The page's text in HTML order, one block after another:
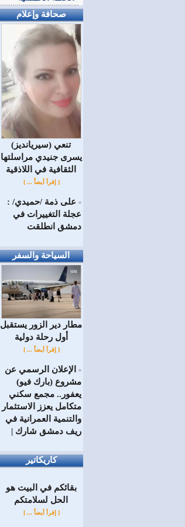
صحافة وإعلام
(سيريانديز) تنعي
يسرى جنيدي مراسلتها
الثقافية في اللاذقية
[ إقرأ أيضاً ... ]
= على ذمة /حميدي/ :
عجلة التغييرات في
دمشق انطلقت
السياحة والسفر
مطار دير الزور يستقبل
أول رحلة دولية
[ إقرأ أيضاً ... ]
=
الإعلان الرسمي عن
مشروع (بارك فيو)
يعفور.. مجمع سكني
متكامل يعزز الاستثمار
والتنمية العمرانية في
ريف دمشق شارك |
كاريكاتير
بقائكم في البيت هو
الحل لسلامتكم
[ إقرأ أيضاً ... ]